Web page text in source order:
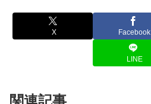
X Facebook
LINE
関連記事